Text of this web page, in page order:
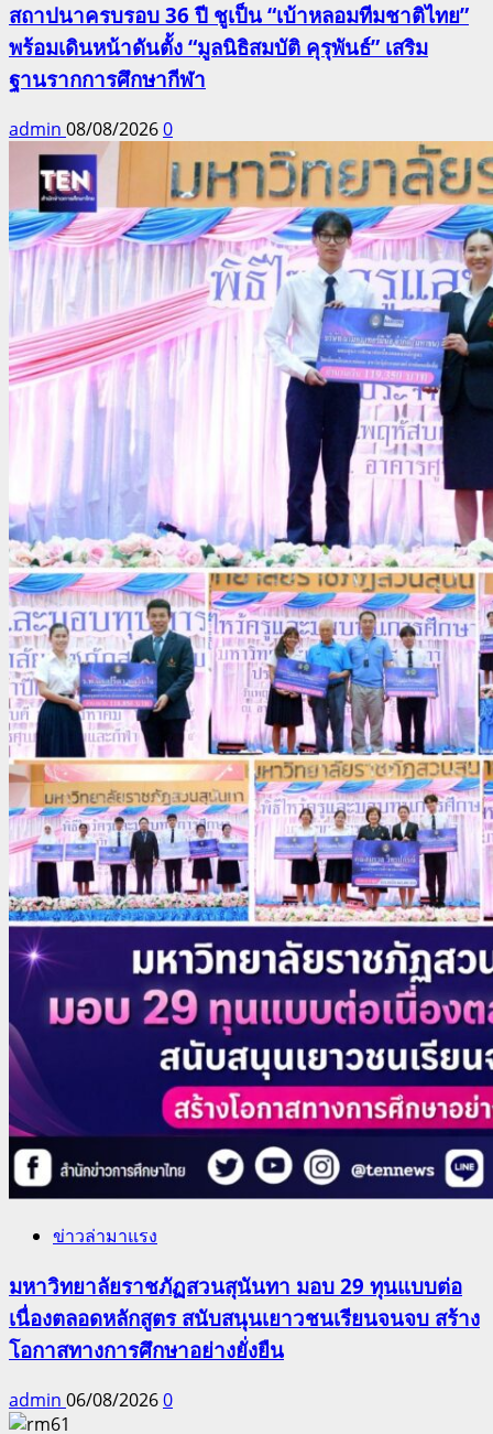
สถาปนาครบรอบ 36 ปี ชูเป็น “เบ้าหลอมทีมชาติไทย”
พร้อมเดินหน้าดันตั้ง “มูลนิธิสมบัติ คุรุพันธ์” เสริม
ฐานรากการศึกษากีฬา
admin 08/08/20260
ข่าวล่ามาแรง
มหาวิทยาลัยราชภัฏสวนสุนันทา มอบ 29 ทุนแบบต่อ
เนื่องตลอดหลักสูตร สนับสนุนเยาวชนเรียนจนจบ สร้าง
โอกาสทางการศึกษาอย่างยั่งยืน
admin 06/08/20260